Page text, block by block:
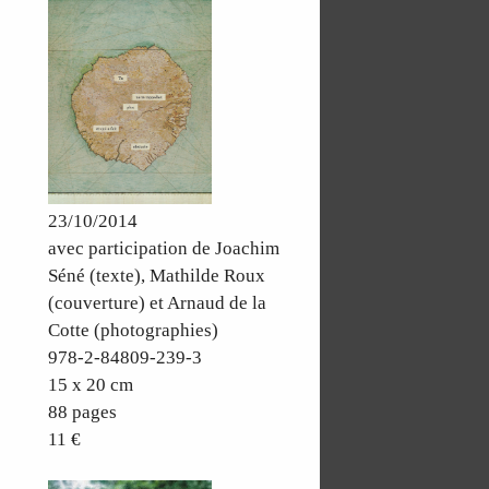
23/10/2014
avec participation de Joachim
Séné (texte), Mathilde Roux
(couverture) et Arnaud de la
Cotte (photographies)
978-2-84809-239-3
15 x 20 cm
88 pages
11 €